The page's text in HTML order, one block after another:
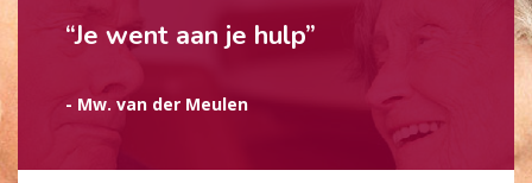
“Je went aan je hulp”
- Mw. van der Meulen